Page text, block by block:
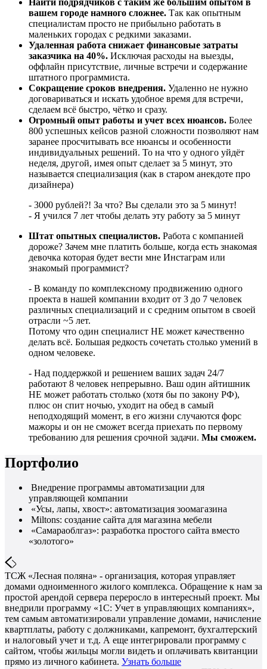
вашем городе намного сложнее. Так как опытным
специалистам просто не прибыльно работать в
маленьких городах с редкими заказами.
Удаленная работа снижает финансовые затраты
заказчика на 40%. Исключая расходы на выезды,
оффлайн присутствие, личные встречи и содержание
штатного программиста.
Сокращение сроков внедрения. Удаленно не нужно
договариваться и искать удобное время для встречи,
сделаем всё быстро, чётко и сразу.
Огромный опыт работы и учет всех нюансов. Более
800 успешных кейсов разной сложности позволяют нам
заранее просчитывать все нюансы и особенности
индивидуальных решений. То на что у одного уйдёт
неделя, другой, имея опыт сделает за 5 минут, это
называется специализация (как в старом анекдоте про
дизайнера)
- 3000 рублей?! За что? Вы сделали это за 5 минут!
- Я учился 7 лет чтобы делать эту работу за 5 минут
Штат опытных специалистов. Работа с компанией
дороже? Зачем мне платить больше, когда есть знакомая
девочка которая будет вести мне Инстаграм или
знакомый программист?
- В команду по комплексному продвижению одного
проекта в нашей компании входит от 3 до 7 человек
различных специализаций и с средним опытом в своей
отрасли ~5 лет.
Потому что один специалист НЕ может качественно
делать всё. Большая редкость сочетать столько умений в
одном человеке.
- Над поддержкой и решением ваших задач 24/7
работают 8 человек непрерывно. Ваш один айтишник
НЕ может работать столько (хотя бы по закону РФ),
плюс он спит ночью, уходит на обед в самый
неподходящий момент, в его жизни случаются форс
мажоры и он не сможет всегда приехать по первому
требованию для решения срочной задачи. Мы сможем.
Портфолио
Внедрение программы автоматизации для
управляющей компании
«Усы, лапы, хвост»: автоматизация зоомагазина
Miltons: создание сайта для магазина мебели
«Самараоблгаз»: разработка простого сайта вместо
«золотого»
ТСЖ «Лесная поляна» - организация, которая управляет
домами одноименного жилого комплекса. Обращение к нам за
простой арендой сервера переросло в интересный проект. Мы
внедрили программу «1С: Учет в управляющих компаниях»,
тем самым автоматизировали управление домами, начисление
квартплаты, работу с должниками, капремонт, бухгалтерский
и налоговый учет и т.д. А еще интегрировали программу с
сайтом, чтобы жильцы могли видеть и оплачивать квитанции
прямо из личного кабинета. Узнать больше